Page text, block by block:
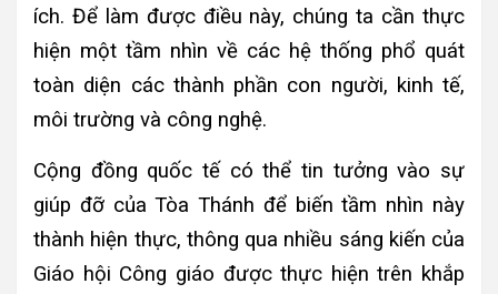
ích. Để làm được điều này, chúng ta cần thực
hiện một tầm nhìn về các hệ thống phổ quát
toàn diện các thành phần con người, kinh tế,
môi trường và công nghệ.
Cộng đồng quốc tế có thể tin tưởng vào sự
giúp đỡ của Tòa Thánh để biến tầm nhìn này
thành hiện thực, thông qua nhiều sáng kiến của
Giáo hội Công giáo được thực hiện trên khắp